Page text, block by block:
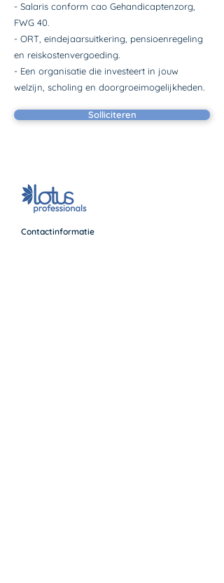
- Salaris conform cao Gehandicaptenzorg,
FWG 40.
- ORT, eindejaarsuitkering, pensioenregeling
en reiskostenvergoeding.
- Een organisatie die investeert in jouw
welzijn, scholing en doorgroeimogelijkheden.
Solliciteren
Contactinformatie